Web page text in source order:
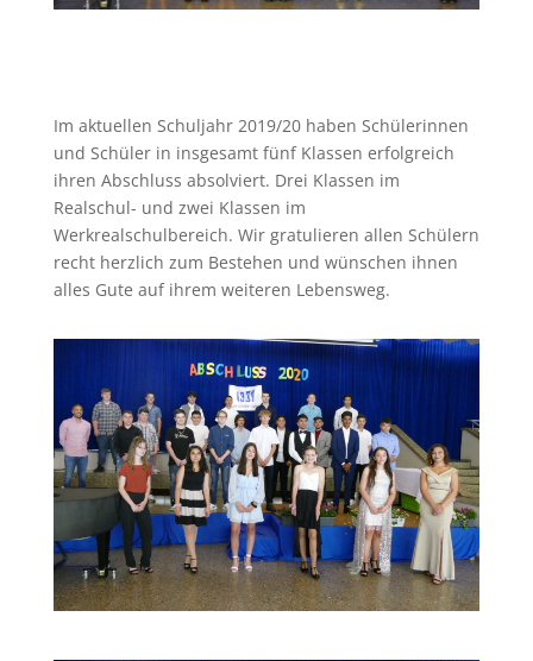
Im aktuellen Schuljahr 2019/20 haben Schülerinnen
und Schüler in insgesamt fünf Klassen erfolgreich
ihren Abschluss absolviert. Drei Klassen im
Realschul- und zwei Klassen im
Werkrealschulbereich. Wir gratulieren allen Schülern
recht herzlich zum Bestehen und wünschen ihnen
alles Gute auf ihrem weiteren Lebensweg.